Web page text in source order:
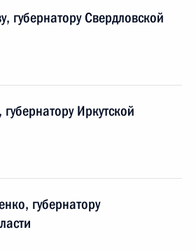
губернатору Свердловской
Иркутской
губернатору